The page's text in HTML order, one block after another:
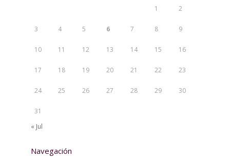
1 2
3 4 5 6 7 8 9
10 11 12 13 14 15 16
17 18 19 20 21 22 23
24 25 26 27 28 29 30
31
« Jul
Navegación